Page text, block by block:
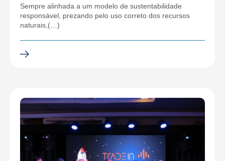
Sempre alinhada a um modelo de sustentabilidade
responsável, prezando pelo uso correto dos recursos
naturais,(…)